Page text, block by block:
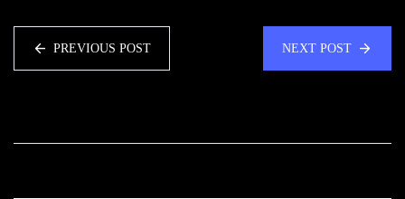
PREVIOUS POST NEXT POST